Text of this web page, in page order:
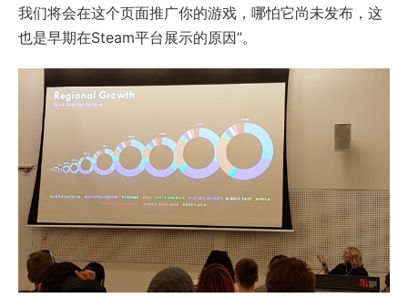
我们将会在这个页面推广你的游戏，哪怕它尚未发布，这
也是早期在Steam平台展示的原因”。